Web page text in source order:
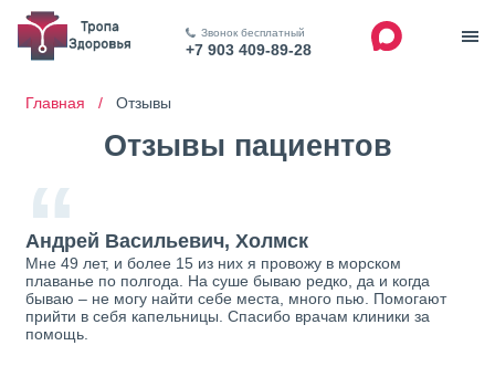
Звонок бесплатный
+7 903 409-89-28
Главная / Отзывы
Отзывы пациентов
“
Андрей Васильевич, Холмск
Мне 49 лет, и более 15 из них я провожу в морском
плаванье по полгода. На суше бываю редко, да и когда
бываю – не могу найти себе места, много пью. Помогают
прийти в себя капельницы. Спасибо врачам клиники за
помощь.